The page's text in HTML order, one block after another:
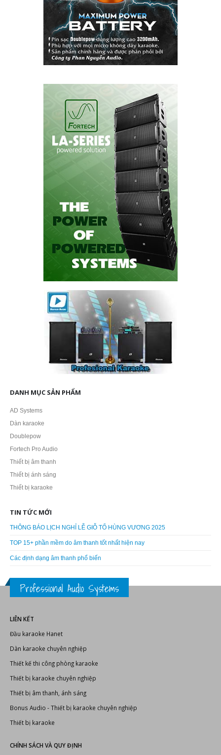
DANH MỤC SẢN PHẨM
AD Systems
Dàn karaoke
Doublepow
Fortech Pro Audio
Thiết bị âm thanh
Thiết bị ánh sáng
Thiết bị karaoke
TIN TỨC MỚI
THÔNG BÁO LỊCH NGHỈ LỄ GIỖ TỔ HÙNG VƯƠNG 2025
TOP 15+ phần mềm do âm thanh tốt nhất hiện nay
Các định dạng âm thanh phổ biến
Professional Audio Systems
LIÊN KẾT
Đầu karaoke Hanet
Dàn karaoke chuyên nghiệp
Thiết kế thi công phòng karaoke
Thiết bị karaoke chuyên nghiệp
Thiết bị âm thanh, ánh sáng
Bonus Audio -Thiết bị karaoke chuyên nghiệp
Thiết bị karaoke
CHÍNH SÁCH VÀ QUY ĐỊNH